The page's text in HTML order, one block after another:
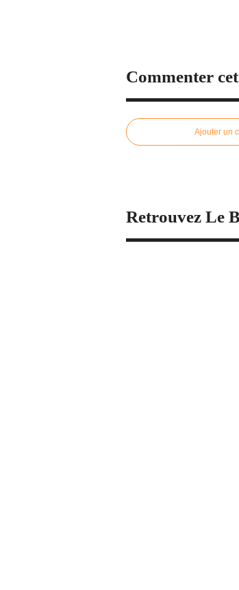
Commenter
Ajouter un
Retrouvez Le